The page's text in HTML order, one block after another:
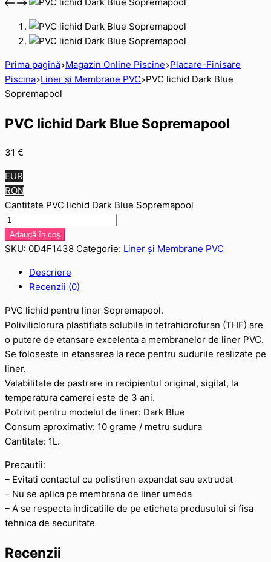
Prima pagină Magazin Online Piscine Placare-Finisare
Piscina Liner și Membrane PVC PVC lichid Dark Blue
Sopremapool
PVC lichid Dark Blue Sopremapool
31 €
EUR
RON
Cantitate PVC lichid Dark Blue Sopremapool
Adaugă în coș
SKU: 0D4F1438 Categorie: Liner și Membrane PVC
Descriere
Recenzii (0)
PVC lichid pentru liner Sopremapool.
Poliviliclorura plastifiata solubila in tetrahidrofuran (THF) are
o putere de etansare excelenta a membranelor de liner PVC.
Se foloseste in etansarea la rece pentru sudurile realizate pe
liner.
Valabilitate de pastrare in recipientul original, sigilat, la
temperatura camerei este de 3 ani.
Potrivit pentru modelul de liner: Dark Blue
Consum aproximativ: 10 grame / metru sudura
Cantitate: 1L.
Precautii:
– Evitati contactul cu polistiren expandat sau extrudat
– Nu se aplica pe membrana de liner umeda
– A se respecta indicatiile de pe eticheta produsului si fisa
tehnica de securitate
Recenzii